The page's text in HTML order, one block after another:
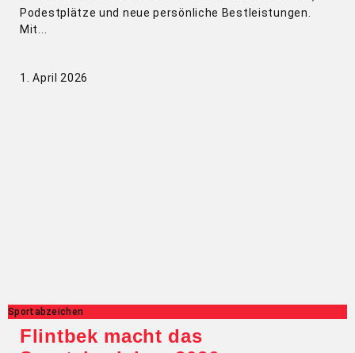
Podestplätze und neue persönliche Bestleistungen.
Mit
1. April 2026
Sportabzeichen
Flintbek macht das